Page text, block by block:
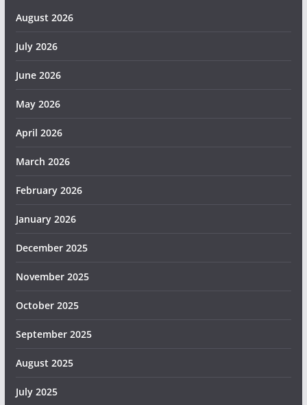
August 2026
July 2026
June 2026
May 2026
April 2026
March 2026
February 2026
January 2026
December 2025
November 2025
October 2025
September 2025
August 2025
July 2025